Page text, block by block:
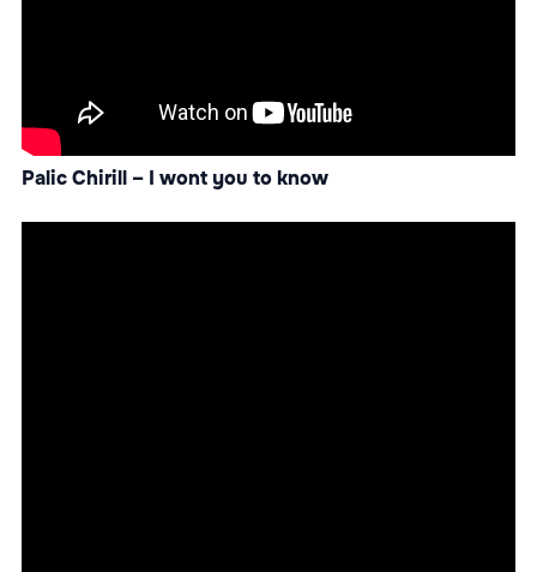
Palic Chirill – I wont you to know